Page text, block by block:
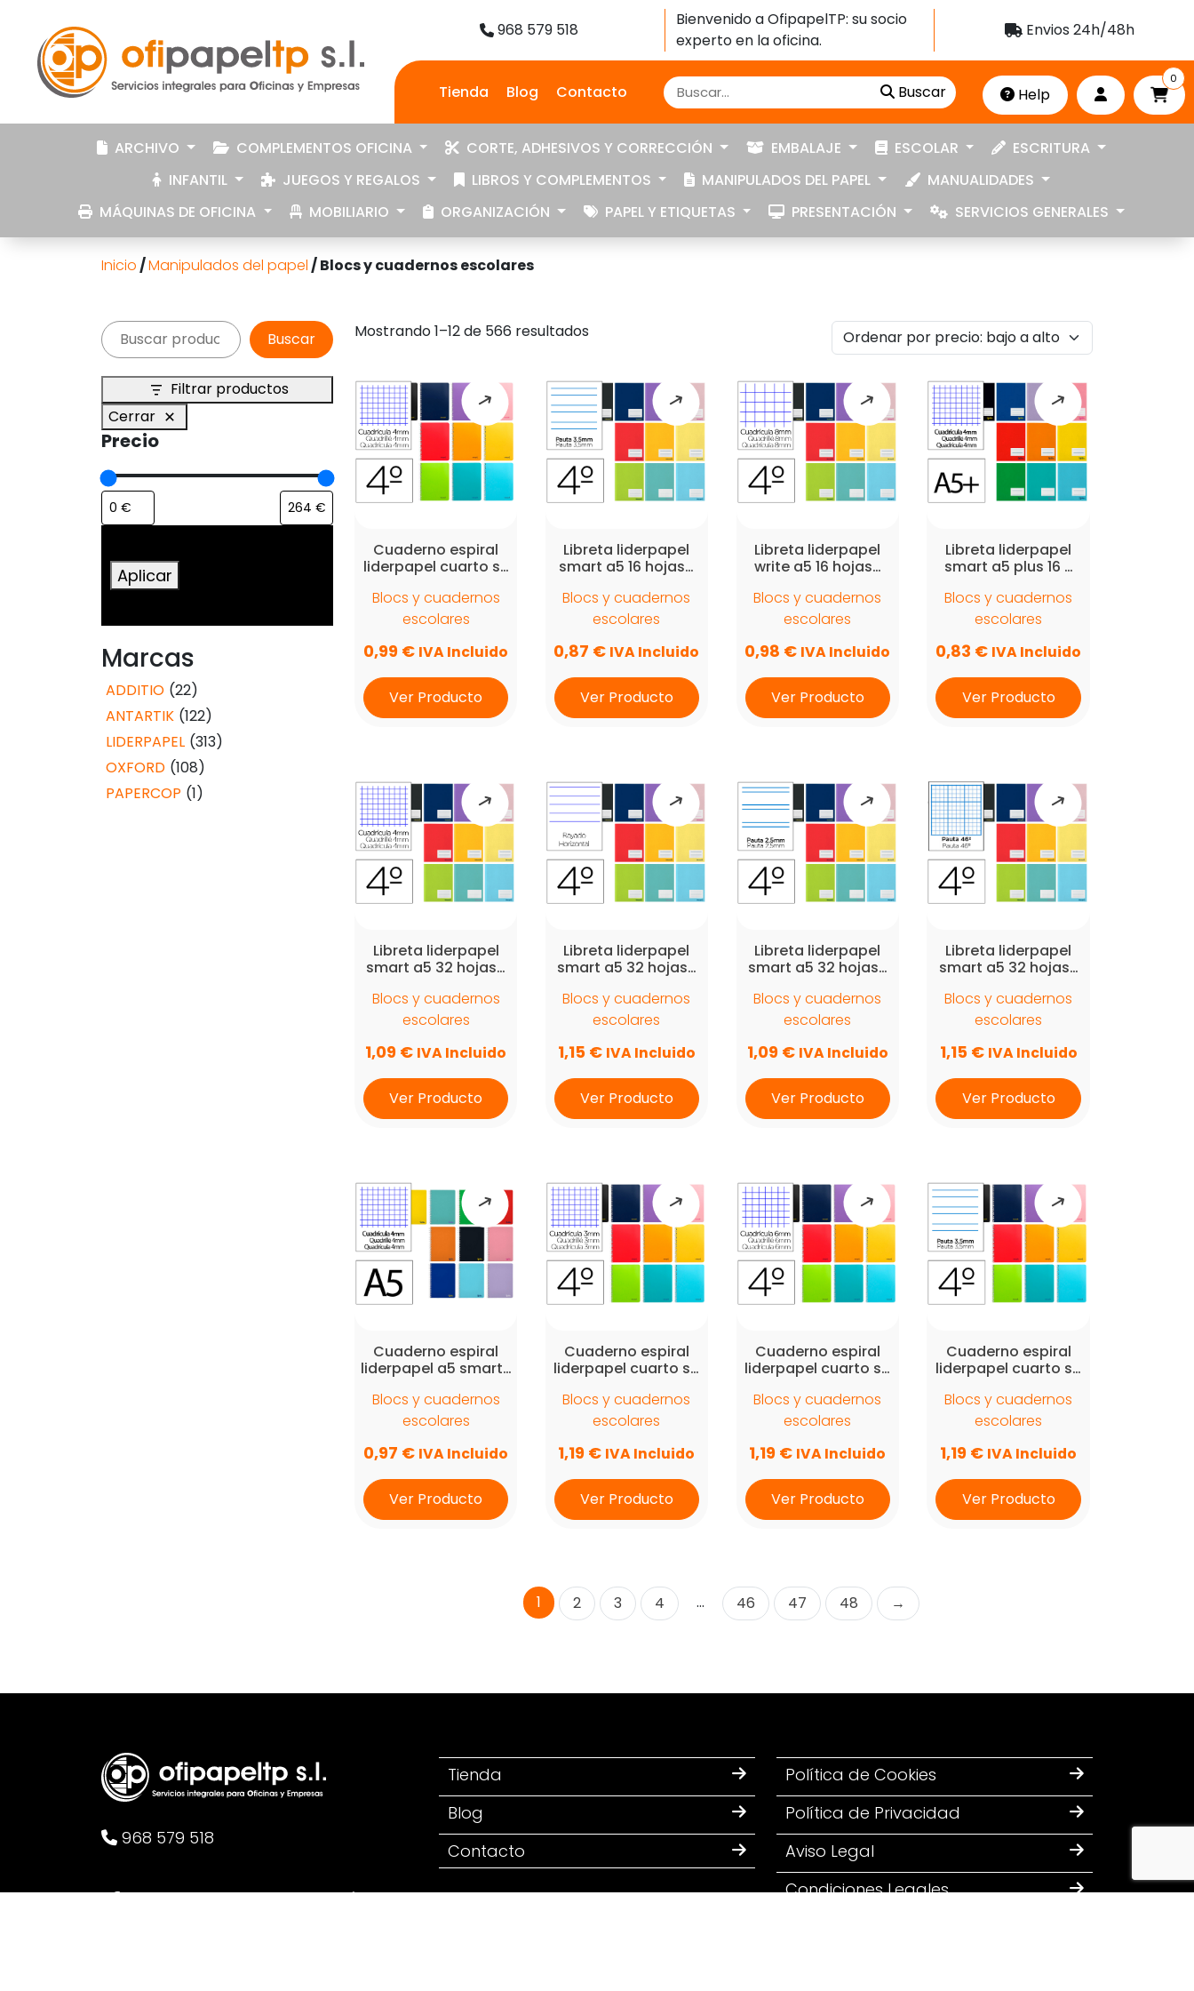
968 579 518
Bienvenido a OfipapelTP: su socio
experto en la oficina.
Envios 24h/48h
Tienda Blog Contacto Buscar Help
0
ARCHIVO COMPLEMENTOS OFICINA CORTE, ADHESIVOS Y CORRECCIÓN EMBALAJE ESCOLAR
ESCRITURA
INFANTIL
JUEGOS Y REGALOS LIBROS Y COMPLEMENTOS MANIPULADOS DEL PAPEL
MANUALIDADES
MÁQUINAS DE OFICINA
MOBILIARIO ORGANIZACIÓN PAPEL Y ETIQUETAS PRESENTACIÓN SERVICIOS GENERALES
Inicio/Manipulados del papel/ Blocs y cuadernos escolares
Buscar Buscar
Filtrar productos
Cerrar
Precio
Aplicar
Marcas
ADDITIO (22)
ANTARTIK (122)
LIDERPAPEL (313)
OXFORD (108)
PAPERCOP (1)
Mostrando 1–12 de 566 resultados
bajo
a
alto
Cuaderno espiral
liderpapel cuarto s…
Blocs y cuadernos
escolares
0,99 € IVA Incluido
Ver Producto
Libreta liderpapel
smart a5 16 hojas…
Blocs y cuadernos
escolares
0,87 € IVA Incluido
Ver Producto
Libreta liderpapel
write a5 16 hojas…
Blocs y cuadernos
escolares
0,98 € IVA Incluido
Ver Producto
Libreta liderpapel
smart a5 plus 16 …
Blocs y cuadernos
escolares
0,83 € IVA Incluido
Ver Producto
Libreta liderpapel
smart a5 32 hojas…
Blocs y cuadernos
escolares
1,09 € IVA Incluido
Ver Producto
Libreta liderpapel
smart a5 32 hojas…
Blocs y cuadernos
escolares
1,15 € IVA Incluido
Ver Producto
Libreta liderpapel
smart a5 32 hojas…
Blocs y cuadernos
escolares
1,09 € IVA Incluido
Ver Producto
Libreta liderpapel
smart a5 32 hojas…
Blocs y cuadernos
escolares
1,15 € IVA Incluido
Ver Producto
Cuaderno espiral
liderpapel a5 smart…
Blocs y cuadernos
escolares
0,97 € IVA Incluido
Ver Producto
Cuaderno espiral
liderpapel cuarto s…
Blocs y cuadernos
escolares
1,19 € IVA Incluido
Ver Producto
Cuaderno espiral
liderpapel cuarto s…
Blocs y cuadernos
escolares
1,19 € IVA Incluido
Ver Producto
Cuaderno espiral
liderpapel cuarto s…
Blocs y cuadernos
escolares
1,19 € IVA Incluido
Ver Producto
1 2 3 4 … 46 47 48 →
968 579 518
Facebook
Instagram
Tienda
Blog
Contacto
Política de Cookies
Política de Privacidad
Aviso Legal
Condiciones Legales